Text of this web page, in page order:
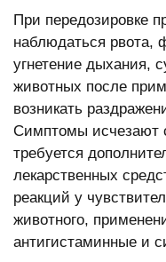
При передозировке
наблюдаться рвота,
угнетение дыхания,
животных после
возникать
Симптомы исчезают
требуется
лекарственных
реакций у
животного,
антигистаминные и